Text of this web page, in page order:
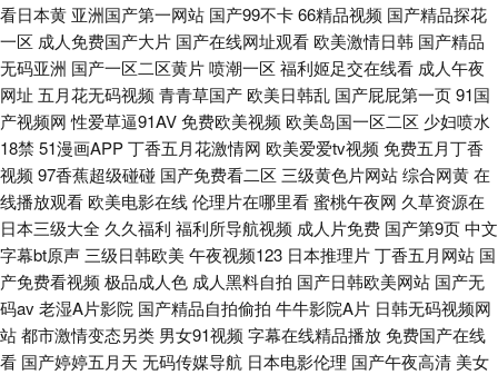
看日本黄 亚洲国产第一网站 国产99不卡66精品视频 国产精品探花
一区 成人免费国产大片 国产在线网址观看 欧美激情日韩 国产精品
无码亚洲 国产一区二区黄片喷潮一区 福利姬足交在线看 成人午夜
网址 五月花无码视频 青青草国产 欧美日韩乱 国产屁屁第一页91国
产视频网 性爱草逼91AV免费欧美视频 欧美岛国一区二区 少妇喷水
18禁 51漫画APP丁香五月花激情网 欧美爱爱tv视频 免费五月丁香
视频 97香蕉超级碰碰 国产免费看二区 三级黄色片网站综合网黄在
线播放观看 欧美电影在线伦理片在哪里看蜜桃午夜网 久草资源在
日本三级大全 久久福利 福利所导航视频 成人片免费 国产第9页中文
字幕bt原声 三级日韩欧美午夜视频123 日本推理片丁香五月网站 国
产免费看视频 极品成人色 成人黑料自拍 国产日韩欧美网站 国产无
码av老湿A片影院 国产精品自拍偷拍 牛牛影院A片 日韩无码视频网
站都市激情变态另类 男女91视频 字幕在线精品播放免费国产在线
看 国产婷婷五月天 无码传媒导航 日本电影伦理 国产午夜高清 美女